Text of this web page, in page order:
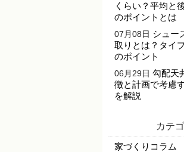
くらい？平均と
のポイントとは
07月08日 シュー
取りとは？タイ
のポイント
06月29日 勾配天
徴と計画で考慮
を解説
カテ
家づくりコラム